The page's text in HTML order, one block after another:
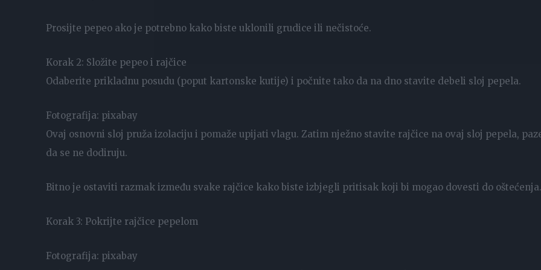
Prosijte pepeo ako je potrebno kako biste uklonili grudice ili nečistoće.
Korak 2: Složite pepeo i rajčice
Odaberite prikladnu posudu (poput kartonske kutije) i počnite tako da na dno stavite debeli sloj pepela.
Fotografija: pixabay
Ovaj osnovni sloj pruža izolaciju i pomaže upijati vlagu. Zatim nježno stavite rajčice na ovaj sloj pepela,
da se ne dodiruju.
Bitno je ostaviti razmak između svake rajčice kako biste izbjegli pritisak koji bi mogao dovesti do oštećenja.
Korak 3: Pokrijte rajčice pepelom
Fotografija: pixabay